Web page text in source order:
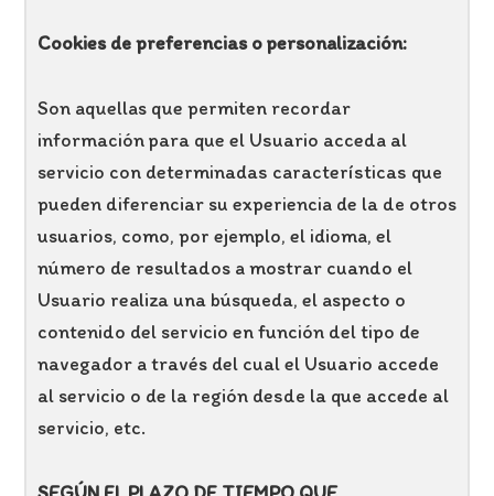
Cookies de preferencias o personalización:
Son aquellas que permiten recordar
información para que el Usuario acceda al
servicio con determinadas características que
pueden diferenciar su experiencia de la de otros
usuarios, como, por ejemplo, el idioma, el
número de resultados a mostrar cuando el
Usuario realiza una búsqueda, el aspecto o
contenido del servicio en función del tipo de
navegador a través del cual el Usuario accede
al servicio o de la región desde la que accede al
servicio, etc.